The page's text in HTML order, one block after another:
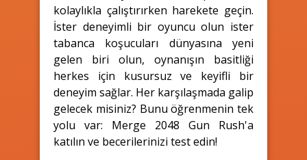
kolaylıkla çalıştırırken harekete geçin.
İster deneyimli bir oyuncu olun ister
tabanca koşucuları dünyasına yeni
gelen biri olun, oynanışın basitliği
herkes için kusursuz ve keyifli bir
deneyim sağlar. Her karşılaşmada galip
gelecek misiniz? Bunu öğrenmenin tek
yolu var: Merge 2048 Gun Rush'a
katılın ve becerilerinizi test edin!